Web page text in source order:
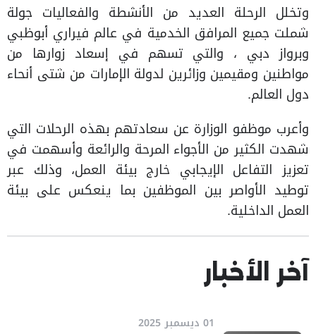
وتخلل الرحلة العديد من الأنشطة والفعاليات جولة
شملت جميع المرافق الخدمية في عالم فيراري أبوظبي
وبرواز دبي ، والتي تسهم في إسعاد زوارها من
مواطنين ومقيمين وزائرين لدولة الإمارات من شتى أنحاء
دول العالم.
وأعرب موظفو الوزارة عن سعادتهم بهذه الرحلات التي
شهدت الكثير من الأجواء المرحة والرائعة وأسهمت في
تعزيز التفاعل الإيجابي خارج بيئة العمل، وذلك عبر
توطيد الأواصر بين الموظفين بما ينعكس على بيئة
العمل الداخلية.
آخر الأخبار
01 ديسمبر 2025